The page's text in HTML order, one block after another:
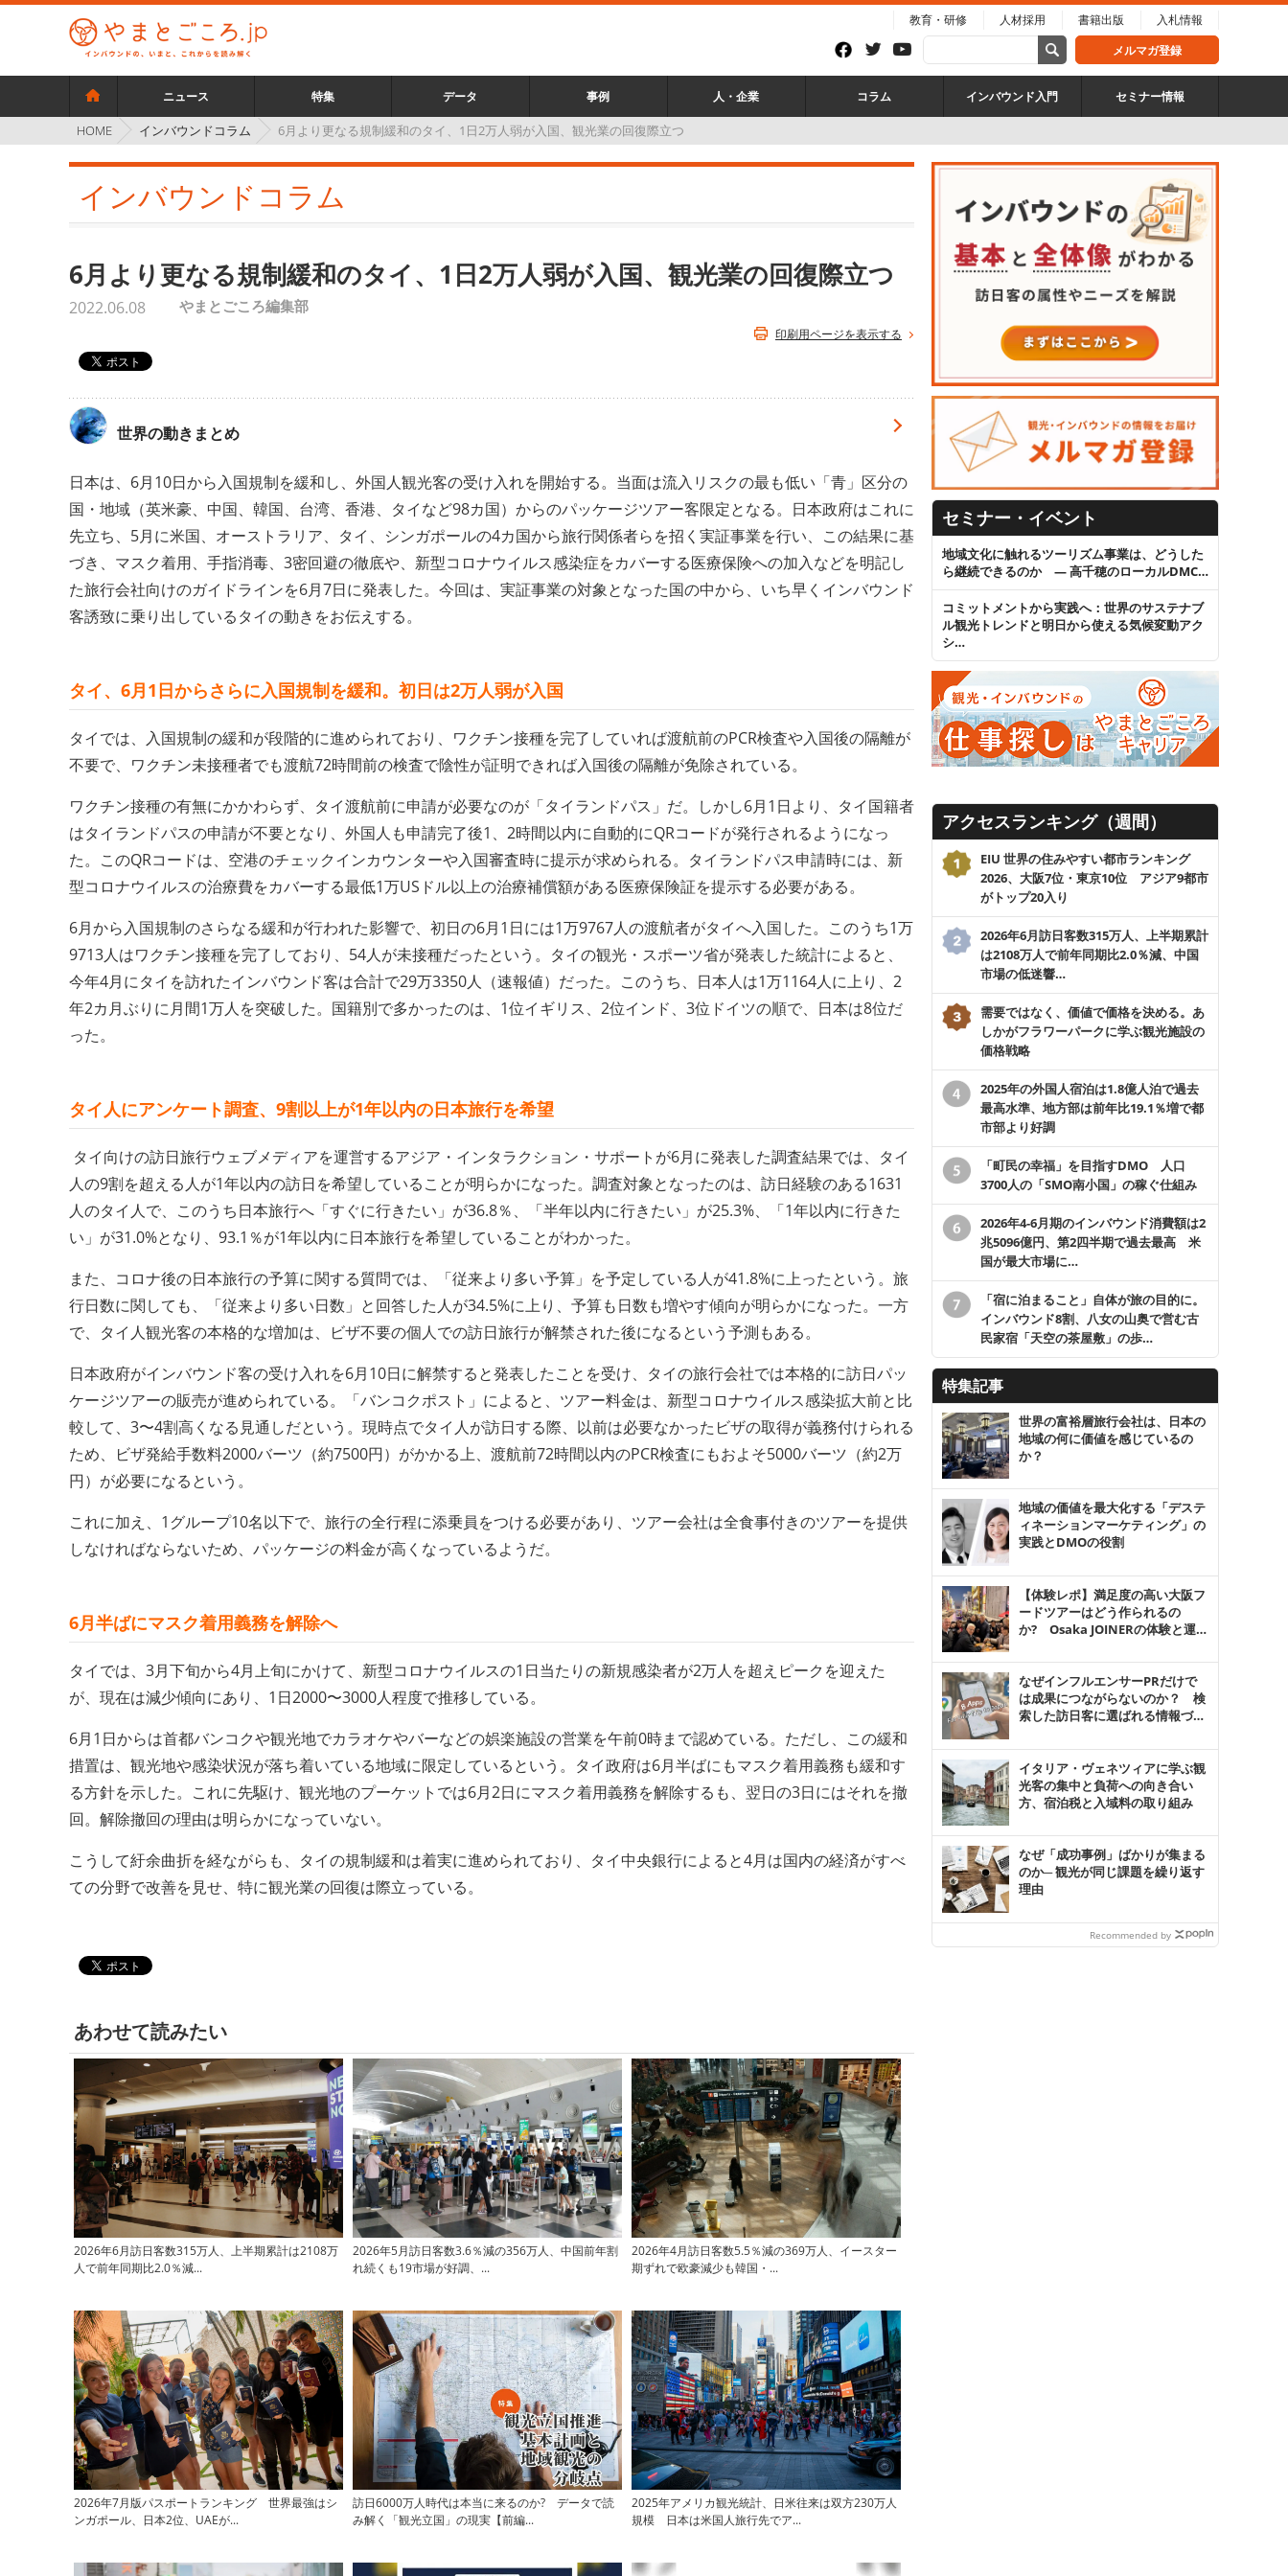
教育・研修 人材採用 書籍出版
入札情報
メルマガ登録
ニュース 特集 データ 事例 人・企業 コラム インバウンド入門 セミナー情報
HOME インバウンドコラム 6月より更なる規制緩和のタイ、1日2万人弱が入国、観光業の回復際立つ
インバウンドコラム
6月より更なる規制緩和のタイ、1日2万人弱が入国、観光業の回復際立つ
2022.06.08 やまとごころ編集部
印刷用ページを表示する
世界の動きまとめ
日本は、6月10日から入国規制を緩和し、外国人観光客の受け入れを開始する。当面は流入リスクの最も低い「青」区分の
国・地域（英米豪、中国、韓国、台湾、香港、タイなど98カ国）からのパッケージツアー客限定となる。日本政府はこれに
先立ち、5月に米国、オーストラリア、タイ、シンガポールの4カ国から旅行関係者らを招く実証事業を行い、この結果に基
づき、マスク着用、手指消毒、3密回避の徹底や、新型コロナウイルス感染症をカバーする医療保険への加入などを明記し
た旅行会社向けのガイドラインを6月7日に発表した。今回は、実証事業の対象となった国の中から、いち早くインバウンド
客誘致に乗り出しているタイの動きをお伝えする。
タイ、6月1日からさらに入国規制を緩和。初日は2万人弱が入国
タイでは、入国規制の緩和が段階的に進められており、ワクチン接種を完了していれば渡航前のPCR検査や入国後の隔離が
不要で、ワクチン未接種者でも渡航72時間前の検査で陰性が証明できれば入国後の隔離が免除されている。
ワクチン接種の有無にかかわらず、タイ渡航前に申請が必要なのが「タイランドパス」だ。しかし6月1日より、タイ国籍者
はタイランドパスの申請が不要となり、外国人も申請完了後1、2時間以内に自動的にQRコードが発行されるようになっ
た。このQRコードは、空港のチェックインカウンターや入国審査時に提示が求められる。タイランドパス申請時には、新
型コロナウイルスの治療費をカバーする最低1万USドル以上の治療補償額がある医療保険証を提示する必要がある。
6月から入国規制のさらなる緩和が行われた影響で、初日の6月1日には1万9767人の渡航者がタイへ入国した。このうち1万
9713人はワクチン接種を完了しており、54人が未接種だったという。タイの観光・スポーツ省が発表した統計によると、
今年4月にタイを訪れたインバウンド客は合計で29万3350人（速報値）だった。このうち、日本人は1万1164人に上り、2
年2カ月ぶりに月間1万人を突破した。国籍別で多かったのは、1位イギリス、2位インド、3位ドイツの順で、日本は8位だ
った。
タイ人にアンケート調査、9割以上が1年以内の日本旅行を希望
タイ向けの訪日旅行ウェブメディアを運営するアジア・インタラクション・サポートが6月に発表した調査結果では、タイ
人の9割を超える人が1年以内の訪日を希望していることが明らかになった。調査対象となったのは、訪日経験のある1631
人のタイ人で、このうち日本旅行へ「すぐに行きたい」が36.8％、「半年以内に行きたい」が25.3%、「1年以内に行きた
い」が31.0%となり、93.1％が1年以内に日本旅行を希望していることがわかった。
また、コロナ後の日本旅行の予算に関する質問では、「従来より多い予算」を予定している人が41.8%に上ったという。旅
行日数に関しても、「従来より多い日数」と回答した人が34.5%に上り、予算も日数も増やす傾向が明らかになった。一方
で、タイ人観光客の本格的な増加は、ビザ不要の個人での訪日旅行が解禁された後になるという予測もある。
日本政府がインバウンド客の受け入れを6月10日に解禁すると発表したことを受け、タイの旅行会社では本格的に訪日パッ
ケージツアーの販売が進められている。「バンコクポスト」によると、ツアー料金は、新型コロナウイルス感染拡大前と比
較して、3〜4割高くなる見通しだという。現時点でタイ人が訪日する際、以前は必要なかったビザの取得が義務付けられる
ため、ビザ発給手数料2000バーツ（約7500円）がかかる上、渡航前72時間以内のPCR検査にもおよそ5000バーツ（約2万
円）が必要になるという。
これに加え、1グループ10名以下で、旅行の全行程に添乗員をつける必要があり、ツアー会社は全食事付きのツアーを提供
しなければならないため、パッケージの料金が高くなっているようだ。
6月半ばにマスク着用義務を解除へ
タイでは、3月下旬から4月上旬にかけて、新型コロナウイルスの1日当たりの新規感染者が2万人を超えピークを迎えた
が、現在は減少傾向にあり、1日2000〜3000人程度で推移している。
6月1日からは首都バンコクや観光地でカラオケやバーなどの娯楽施設の営業を午前0時まで認めている。ただし、この緩和
措置は、観光地や感染状況が落ち着いている地域に限定しているという。タイ政府は6月半ばにもマスク着用義務も緩和す
る方針を示した。これに先駆け、観光地のプーケットでは6月2日にマスク着用義務を解除するも、翌日の3日にはそれを撤
回。解除撤回の理由は明らかになっていない。
こうして紆余曲折を経ながらも、タイの規制緩和は着実に進められており、タイ中央銀行によると4月は国内の経済がすべ
ての分野で改善を見せ、特に観光業の回復は際立っている。
あわせて読みたい
2026年6月訪日客数315万人、上半期累計は2108万
人で前年同期比2.0％減...
2026年5月訪日客数3.6％減の356万人、中国前年割
れ続くも19市場が好調、...
2026年4月訪日客数5.5％減の369万人、イースター
期ずれで欧豪減少も韓国・...
2026年7月版パスポートランキング 世界最強はシ
ンガポール、日本2位、UAEが...
訪日6000万人時代は本当に来るのか? データで読
み解く「観光立国」の現実【前編...
2025年アメリカ観光統計、日米往来は双方230万人
規模 日本は米国人旅行先でア...
セミナー・イベント
地域文化に触れるツーリズム事業は、どうした
ら継続できるのか ― 高千穂のローカルDMC…
コミットメントから実践へ：世界のサステナブ
ル観光トレンドと明日から使える気候変動アク
シ…
アクセスランキング（週間）
EIU 世界の住みやすい都市ランキング
2026、大阪7位・東京10位 アジア9都市
がトップ20入り
2026年6月訪日客数315万人、上半期累計
は2108万人で前年同期比2.0％減、中国
市場の低迷響…
需要ではなく、価値で価格を決める。あ
しかがフラワーパークに学ぶ観光施設の
価格戦略
2025年の外国人宿泊は1.8億人泊で過去
最高水準、地方部は前年比19.1％増で都
市部より好調
「町民の幸福」を目指すDMO 人口
3700人の「SMO南小国」の稼ぐ仕組み
2026年4-6月期のインバウンド消費額は2
兆5096億円、第2四半期で過去最高 米
国が最大市場に…
「宿に泊まること」自体が旅の目的に。
インバウンド8割、八女の山奥で営む古
民家宿「天空の茶屋敷」の歩…
特集記事
世界の富裕層旅行会社は、日本の
地域の何に価値を感じているの
か？
地域の価値を最大化する「デステ
ィネーションマーケティング」の
実践とDMOの役割
【体験レポ】満足度の高い大阪フ
ードツアーはどう作られるの
か? Osaka JOINERの体験と運営
なぜインフルエンサーPRだけで
は成果につながらないのか？ 検
索した訪日客に選ばれる情報づく
イタリア・ヴェネツィアに学ぶ観
光客の集中と負荷への向き合い
方、宿泊税と入域料の取り組み
なぜ「成功事例」ばかりが集まる
のか─ 観光が同じ課題を繰り返す
理由
Recommended by